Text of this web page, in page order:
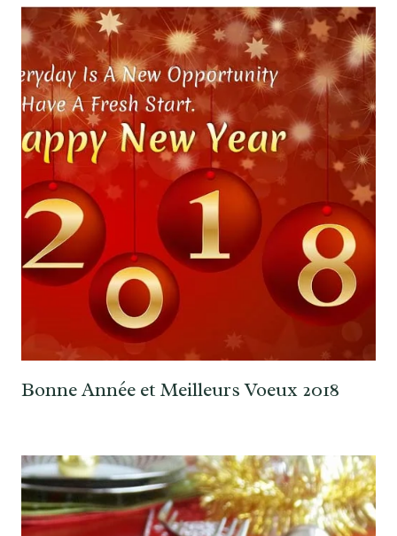
Bonne Année et Meilleurs Voeux 2018